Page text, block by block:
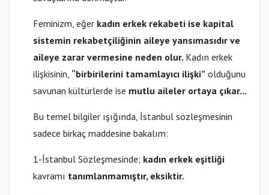
Feminizm, eğer kadın erkek rekabeti ise kapital
sistemin rekabetçiliğinin aileye yansımasıdır ve
aileye zarar vermesine neden olur. Kadın erkek
ilişkisinin, “birbirilerini tamamlayıcı ilişki” olduğunu
savunan kültürlerde ise mutlu aileler ortaya çıkar...
Bu temel bilgiler ışığında, İstanbul sözleşmesinin
sadece birkaç maddesine bakalım:
1-İstanbul Sözleşmesinde; kadın erkek eşitliği
kavramı tanımlanmamıştır, eksiktir.